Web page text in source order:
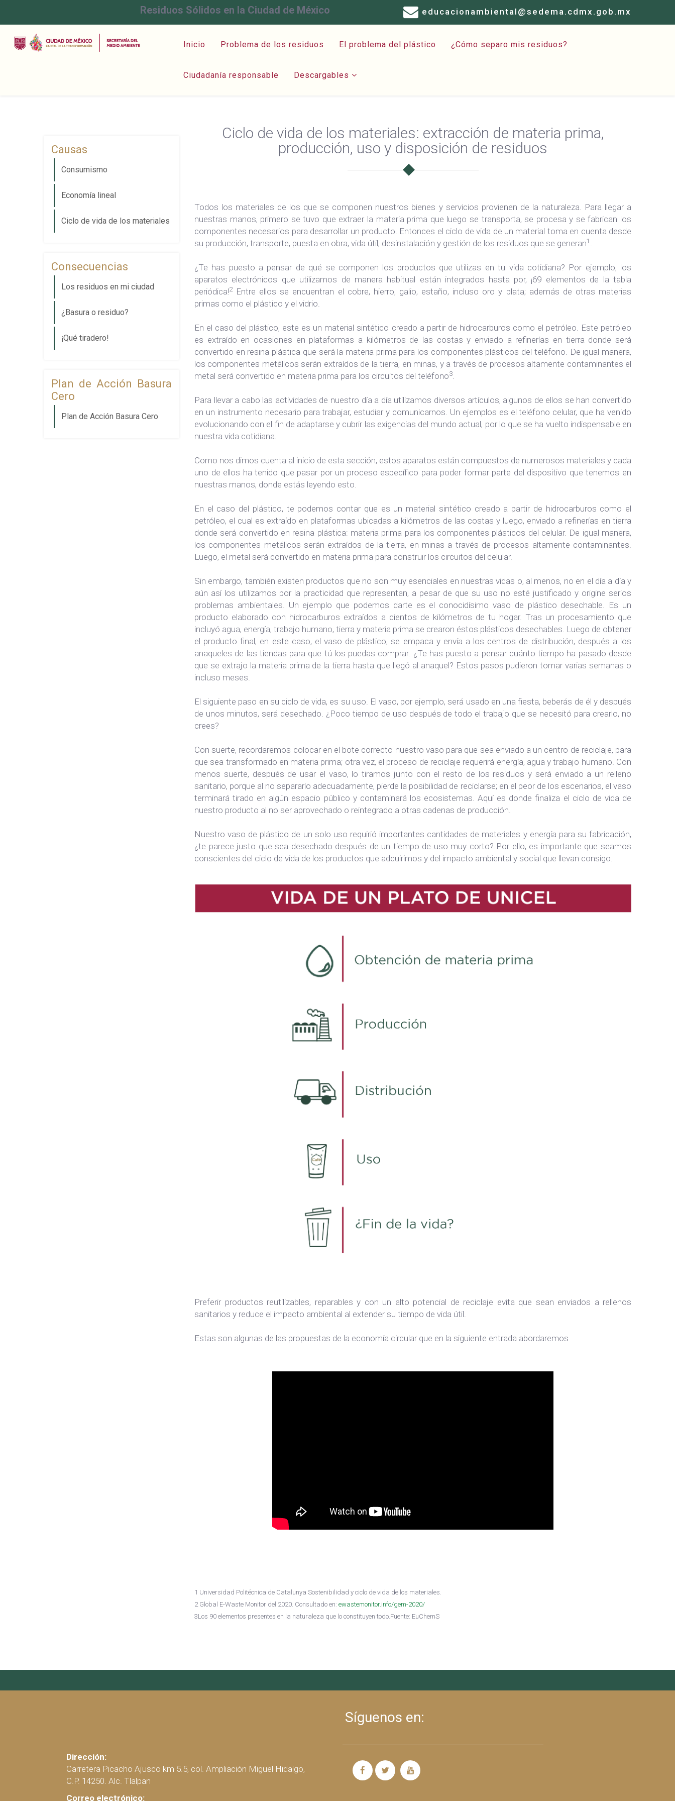
Residuos Sólidos en la Ciudad de México educacionambiental@sedema.cdmx.gob.mx
Inicio Problema de los residuos El problema del plástico ¿Cómo separo mis residuos?
Ciudadanía responsable Descargables
Causas
Consumismo
Economía lineal
Ciclo de vida de los materiales
Consecuencias
Los residuos en mi ciudad
¿Basura o residuo?
¡Qué tiradero!
Plan de Acción Basura
Cero
Plan de Acción Basura Cero
Ciclo de vida de los materiales: extracción de materia prima,
producción, uso y disposición de residuos
Todos los materiales de los que se componen nuestros bienes y servicios provienen de la naturaleza. Para llegar a
nuestras manos, primero se tuvo que extraer la materia prima que luego se transporta, se procesa y se fabrican los
componentes necesarios para desarrollar un producto. Entonces el ciclo de vida de un material toma en cuenta desde
su producción, transporte, puesta en obra, vida útil, desinstalación y gestión de los residuos que se generan1 .
¿Te has puesto a pensar de qué se componen los productos que utilizas en tu vida cotidiana? Por ejemplo, los
aparatos electrónicos que utilizamos de manera habitual están integrados hasta por, ¡69 elementos de la tabla
periódica!2Entre ellos se encuentran el cobre, hierro, galio, estaño, incluso oro y plata; además de otras materias
primas como el plástico y el vidrio.
En el caso del plástico, este es un material sintético creado a partir de hidrocarburos como el petróleo. Este petróleo
es extraído en ocasiones en plataformas a kilómetros de las costas y enviado a refinerías en tierra donde será
convertido en resina plástica que será la materia prima para los componentes plásticos del teléfono. De igual manera,
los componentes metálicos serán extraídos de la tierra, en minas, y a través de procesos altamente contaminantes el
metal será convertido en materia prima para los circuitos del teléfono3.
Para llevar a cabo las actividades de nuestro día a día utilizamos diversos artículos, algunos de ellos se han convertido
en un instrumento necesario para trabajar, estudiar y comunicarnos. Un ejemplos es el teléfono celular, que ha venido
evolucionando con el fin de adaptarse y cubrir las exigencias del mundo actual, por lo que se ha vuelto indispensable en
nuestra vida cotidiana.
Como nos dimos cuenta al inicio de esta sección, estos aparatos están compuestos de numerosos materiales y cada
uno de ellos ha tenido que pasar por un proceso específico para poder formar parte del dispositivo que tenemos en
nuestras manos, donde estás leyendo esto.
En el caso del plástico, te podemos contar que es un material sintético creado a partir de hidrocarburos como el
petróleo, el cual es extraído en plataformas ubicadas a kilómetros de las costas y luego, enviado a refinerías en tierra
donde será convertido en resina plástica: materia prima para los componentes plásticos del celular. De igual manera,
los componentes metálicos serán extraídos de la tierra, en minas a través de procesos altamente contaminantes.
Luego, el metal será convertido en materia prima para construir los circuitos del celular.
Sin embargo, también existen productos que no son muy esenciales en nuestras vidas o, al menos, no en el día a día y
aún así los utilizamos por la practicidad que representan, a pesar de que su uso no esté justificado y origine serios
problemas ambientales. Un ejemplo que podemos darte es el conocidísimo vaso de plástico desechable. Es un
producto elaborado con hidrocarburos extraídos a cientos de kilómetros de tu hogar. Tras un procesamiento que
incluyó agua, energía, trabajo humano, tierra y materia prima se crearon éstos plásticos desechables. Luego de obtener
el producto final, en este caso, el vaso de plástico, se empaca y envía a los centros de distribución, después a los
anaqueles de las tiendas para que tú los puedas comprar. ¿Te has puesto a pensar cuánto tiempo ha pasado desde
que se extrajo la materia prima de la tierra hasta que llegó al anaquel? Estos pasos pudieron tomar varias semanas o
incluso meses.
El siguiente paso en su ciclo de vida, es su uso. El vaso, por ejemplo, será usado en una fiesta, beberás de él y después
de unos minutos, será desechado. ¿Poco tiempo de uso después de todo el trabajo que se necesitó para crearlo, no
crees?
Con suerte, recordaremos colocar en el bote correcto nuestro vaso para que sea enviado a un centro de reciclaje, para
que sea transformado en materia prima; otra vez, el proceso de reciclaje requerirá energía, agua y trabajo humano. Con
menos suerte, después de usar el vaso, lo tiramos junto con el resto de los residuos y será enviado a un relleno
sanitario, porque al no separarlo adecuadamente, pierde la posibilidad de reciclarse; en el peor de los escenarios, el vaso
terminará tirado en algún espacio público y contaminará los ecosistemas. Aquí es donde finaliza el ciclo de vida de
nuestro producto al no ser aprovechado o reintegrado a otras cadenas de producción.
Nuestro vaso de plástico de un solo uso requirió importantes cantidades de materiales y energía para su fabricación,
¿te parece justo que sea desechado después de un tiempo de uso muy corto? Por ello, es importante que seamos
conscientes del ciclo de vida de los productos que adquirimos y del impacto ambiental y social que llevan consigo.
Preferir productos reutilizables, reparables y con un alto potencial de reciclaje evita que sean enviados a rellenos
sanitarios y reduce el impacto ambiental al extender su tiempo de vida útil.
Estas son algunas de las propuestas de la economía circular que en la siguiente entrada abordaremos
1 Universidad Politécnica de Catalunya Sostenibilidad y ciclo de vida de los materiales.
2 Global E-Waste Monitor del 2020. Consultado en: ewastemonitor.info/gem-2020/
3Los 90 elementos presentes en la naturaleza que lo constituyen todo.Fuente: EuChemS
Dirección:
Carretera Picacho Ajusco km 5.5, col. Ampliación Miguel Hidalgo,
C.P. 14250. Alc. Tlalpan
Correo electrónico:
Síguenos en: